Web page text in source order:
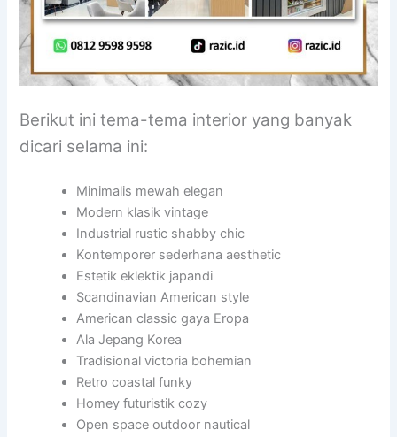
Berikut ini tema-tema interior yang banyak
dicari selama ini:
Minimalis mewah elegan
Modern klasik vintage
Industrial rustic shabby chic
Kontemporer sederhana aesthetic
Estetik eklektik japandi
Scandinavian American style
American classic gaya Eropa
Ala Jepang Korea
Tradisional victoria bohemian
Retro coastal funky
Homey futuristik cozy
Open space outdoor nautical